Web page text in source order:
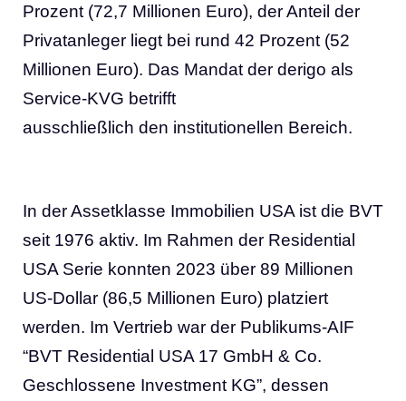
Prozent (72,7 Millionen Euro), der Anteil der
Privatanleger liegt bei rund 42 Prozent (52
Millionen Euro). Das Mandat der derigo als
Service-KVG betrifft
ausschließlich den institutionellen Bereich.
In der Assetklasse Immobilien USA ist die BVT
seit 1976 aktiv. Im Rahmen der Residential
USA Serie konnten 2023 über 89 Millionen
US-Dollar (86,5 Millionen Euro) platziert
werden. Im Vertrieb war der Publikums-AIF
“BVT Residential USA 17 GmbH & Co.
Geschlossene Investment KG”, dessen